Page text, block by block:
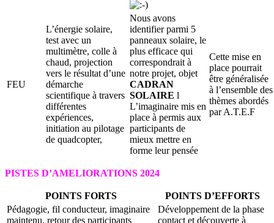
FEU
L’énergie solaire,
test avec un
multimètre, colle à
chaud, projection
vers le résultat d’une
démarche
scientifique à travers
différentes
expériences,
initiation au pilotage
de quadcopter,
Nous avons
identifier parmi 5
panneaux solaire, le
plus efficace qui
correspondrait à
notre projet, objet
CADRAN
SOLAIRE l
L’imaginaire mis en
place à permis aux
participants de
mieux mettre en
forme leur pensée
Cette mise en
place pourrait
être généralisée
à l’ensemble des
thèmes abordés
par A.T.E.F
PISTES D’AMELIORATIONS 2024
POINTS FORTS
POINTS D’EFFORTS
Pédagogie, fil conducteur, imaginaire
maintenu, retour des participants
Développement de la phase
contact et découverte à